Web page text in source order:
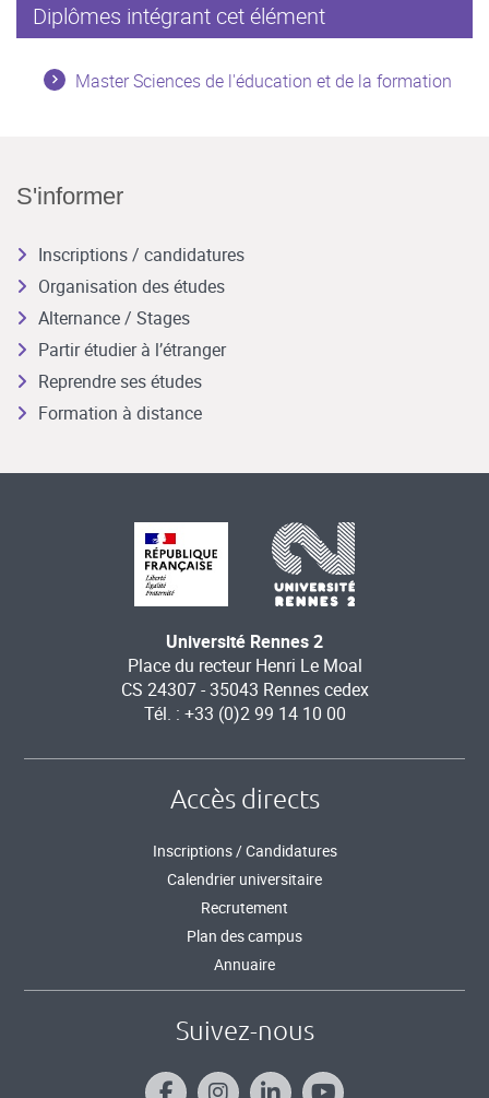
Diplômes intégrant cet élément
Master Sciences de l'éducation et de la formation
S'informer
Inscriptions / candidatures
Organisation des études
Alternance / Stages
Partir étudier à l’étranger
Reprendre ses études
Formation à distance
Université Rennes 2
Place du recteur Henri Le Moal
CS 24307 - 35043 Rennes cedex
Tél. : +33 (0)2 99 14 10 00
Accès directs
Inscriptions / Candidatures
Calendrier universitaire
Recrutement
Plan des campus
Annuaire
Suivez-nous